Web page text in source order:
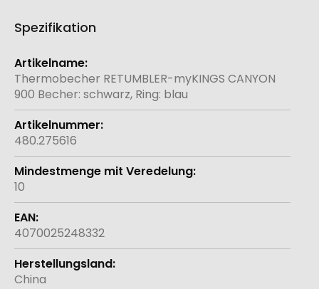
Spezifikation
Weitere
Informationen
Thermobecher RETUMBLER-myKINGS CANYON
900 Becher: schwarz, Ring: blau
480.275616
10
4070025248332
China